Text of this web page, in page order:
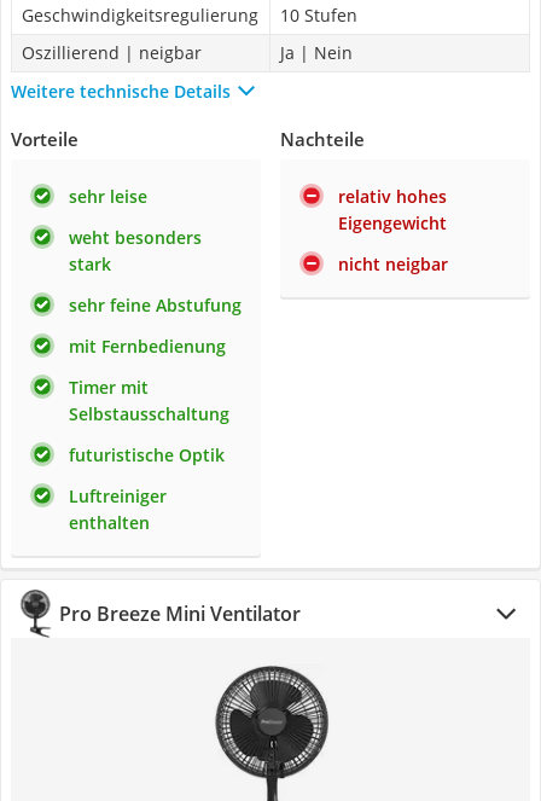
Geschwindigkeitsregulierung
10 Stufen
Oszillierend | neigbar
Ja | Nein
Weitere technische Details
Vorteile
sehr leise
weht besonders
stark
sehr feine Abstufung
mit Fernbedienung
Timer mit
Selbstausschaltung
futuristische Optik
Luftreiniger
enthalten
Nachteile
relativ hohes
Eigengewicht
nicht neigbar
Pro Breeze Mini Ventilator